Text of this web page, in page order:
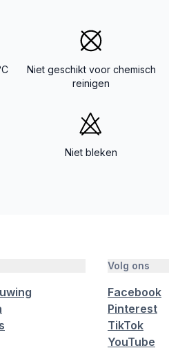
Niet geschikt voor chemisch
reinigen
Niet bleken
Volg ons
Facebook
Pinterest
TikTok
YouTube